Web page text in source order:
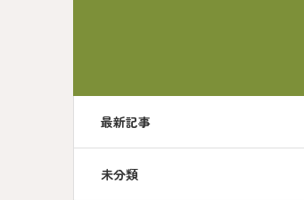
最新記事
未分類